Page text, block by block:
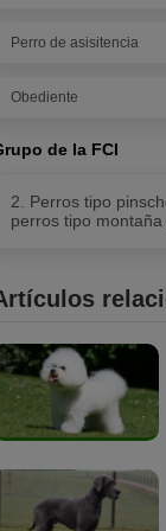
Perro de asisitencia
Obediente
de la FCI
2. Perros tipo
perros tipo